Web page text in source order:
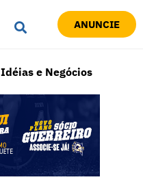
ANUNCIE
Idéias e Negócios